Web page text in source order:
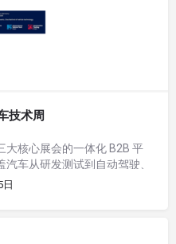
技术周
大核心展会的一体化 B2B 平
车从研发测试到自动驾驶、
拓展欧洲市场、对接整车厂
日